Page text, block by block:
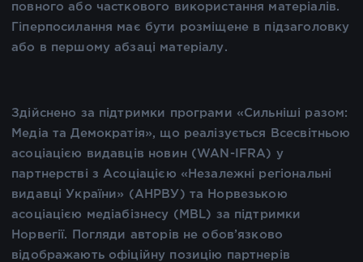
повного або часткового використання матеріалів.
Гіперпосилання має бути розміщене в підзаголовку
або в першому абзаці матеріалу.
Здійснено за підтримки програми «Сильніші разом:
Медіа та Демократія», що реалізується Всесвітньою
асоціацією видавців новин (WAN-IFRA) у
партнерстві з Асоціацією «Незалежні регіональні
видавці України» (АНРВУ) та Норвезькою
асоціацією медіабізнесу (MBL) за підтримки
Норвегії. Погляди авторів не обов’язково
відображають офіційну позицію партнерів